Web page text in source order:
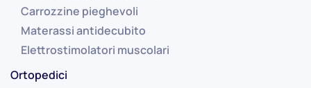
Carrozzine pieghevoli
Materassi antidecubito
Elettrostimolatori muscolari
Ortopedici